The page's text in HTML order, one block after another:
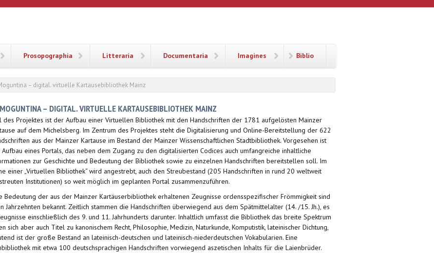
Prosopographia Litteraria Documentaria Imagines Biblio
– digital. virtuelle Kartausebibliothek Mainz
– DIGITAL. VIRTUELLE KARTAUSEBIBLIOTHEK MAINZ
des Projektes ist der Aufbau einer Virtuellen Bibliothek mit den Handschriften der 1781 aufgelösten Mainzer
auf dem Michelsberg. Im Zentrum des Projektes steht die Digitalisierung und Online-Bereitstellung der 622
aus der Mainzer Kartause im Bestand der Mainzer Wissenschaftlichen Stadtbibliothek. Vorgesehen ist
eines Portals, das neben dem Zugang zu den digitalisierten Codices auch umfangreiche inhaltliche
zur Geschichte und Bedeutung der Bibliothek sowie zu einzelnen Handschriften bereitstellen soll. Im
einer „Virtuellen Bibliothek“ wird angestrebt, auch den Streubestand (205 Handschriften in rund 20 weltweit
Institutionen) so weit möglich im geplanten Portal zusammenzuführen.
der aus der Mainzer Kartäuserbibliothek erhaltenen Zeugnisse ordensspezifischer Frömmigkeit sind
bekannt. Zeitlich stammen die Handschriften überwiegend aus dem Spätmittelalter (14. /15. Jh.), es
einschließlich des 9. und 11. Jahrhunderts darunter. Inhaltlich umfasst die Bibliothek das breite Spektrum
aber auch Titel zu kanonischem Recht, Philosophie, Medizin, Naturkunde, Komputistik, lateinischer Dichtung,
ist der große Bestand an lateinisch-deutschen und lateinisch-niederdeutschen Vokabularien. Eine
mit etwa 100 deutschsprachigen Handschriften vorwiegend aszetischen Inhalts für die Laienbrüder.